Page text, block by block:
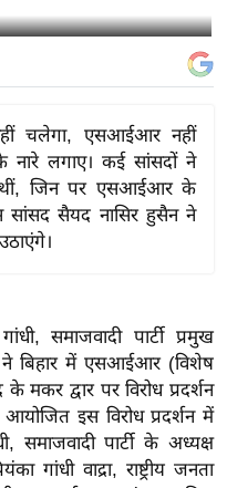
चलेगा, एसआईआर नहीं
नारे लगाए। कई सांसदों ने
थीं, जिन पर एसआईआर के
सांसद सैयद नासिर हुसैन ने
समाजवादी पार्टी प्रमुख
ने बिहार में एसआईआर (विशेष
मकर द्वार पर विरोध प्रदर्शन
इस विरोध प्रदर्शन में
समाजवादी पार्टी के अध्यक्ष
गांधी वाद्रा, राष्ट्रीय जनता